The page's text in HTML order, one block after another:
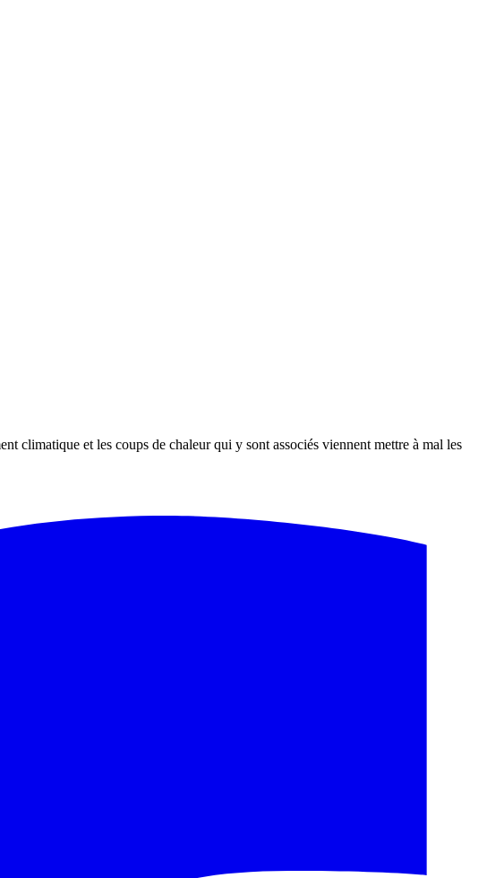
climatique et les coups de chaleur qui y sont associés viennent mettre à mal les